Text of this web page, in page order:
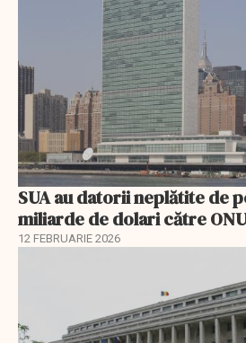
SUA au datorii neplătite de
miliarde de dolari către
12 FEBRUARIE 2026